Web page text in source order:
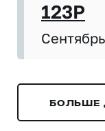
123P
Сентябрь
БОЛЬШЕ